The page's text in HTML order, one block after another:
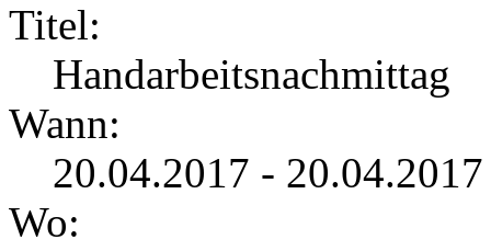
Titel:
Handarbeitsnachmittag
Wann:
20.04.2017 -
Wo: